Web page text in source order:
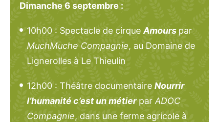
Dimanche 6 septembre :
10h00 : Spectacle de cirque Amours par
MuchMuche Compagnie, au Domaine de
Lignerolles à Le Thieulin
12h00 : Théâtre documentaire Nourrir
l’humanité c’est un métierpar ADOC
Compagnie, dans une ferme agricole à